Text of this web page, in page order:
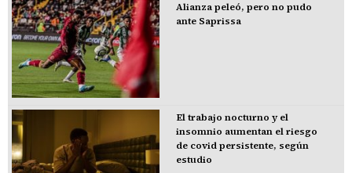
Alianza peleó, pero no pudo
ante Saprissa
El trabajo nocturno y el
insomnio aumentan el riesgo
de covid persistente, según
estudio